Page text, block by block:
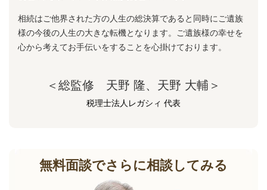
相続はご他界された方の人生の総決算であると同時にご遺族
様の今後の人生の大きな転機となります。ご遺族様の幸せを
心から考えてお手伝いをすることを心掛けております。
＜総監修 天野 隆、天野 大輔＞
税理士法人レガシィ 代表
無料面談でさらに相談してみる